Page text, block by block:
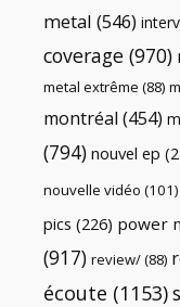
metal (546)
coverage (970)
metal extrême (88)
montréal (454)
(794) nouvel ep
nouvelle vidéo (101)
pics (226) power
(917) review/(88)
écoute (1153)